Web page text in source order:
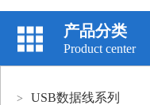
产品分类
Product center
> USB数据线系列